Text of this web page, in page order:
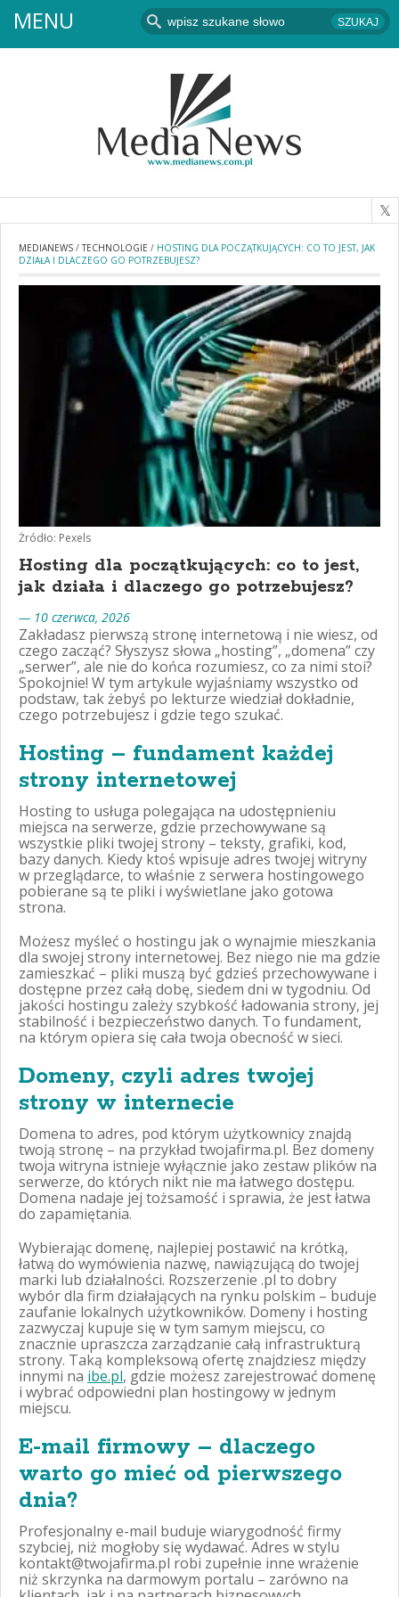
MENU
MEDIANEWS /TECHNOLOGIE / HOSTING DLA POCZĄTKUJĄCYCH: CO TO JEST, JAK
DZIAŁA I DLACZEGO GO POTRZEBUJESZ?
Żródło: Pexels
Hosting dla początkujących: co to jest,
jak działa i dlaczego go potrzebujesz?
— 10 czerwca, 2026
Zakładasz pierwszą stronę internetową i nie wiesz, od
czego zacząć? Słyszysz słowa „hosting”, „domena” czy
„serwer”, ale nie do końca rozumiesz, co za nimi stoi?
Spokojnie! W tym artykule wyjaśniamy wszystko od
podstaw, tak żebyś po lekturze wiedział dokładnie,
czego potrzebujesz i gdzie tego szukać.
Hosting – fundament każdej
strony internetowej
Hosting to usługa polegająca na udostępnieniu
miejsca na serwerze, gdzie przechowywane są
wszystkie pliki twojej strony – teksty, grafiki, kod,
bazy danych. Kiedy ktoś wpisuje adres twojej witryny
w przeglądarce, to właśnie z serwera hostingowego
pobierane są te pliki i wyświetlane jako gotowa
strona.
Możesz myśleć o hostingu jak o wynajmie mieszkania
dla swojej strony internetowej. Bez niego nie ma gdzie
zamieszkać – pliki muszą być gdzieś przechowywane i
dostępne przez całą dobę, siedem dni w tygodniu. Od
jakości hostingu zależy szybkość ładowania strony, jej
stabilność i bezpieczeństwo danych. To fundament,
na którym opiera się cała twoja obecność w sieci.
Domeny, czyli adres twojej
strony w internecie
Domena to adres, pod którym użytkownicy znajdą
twoją stronę – na przykład twojafirma.pl. Bez domeny
twoja witryna istnieje wyłącznie jako zestaw plików na
serwerze, do których nikt nie ma łatwego dostępu.
Domena nadaje jej tożsamość i sprawia, że jest łatwa
do zapamiętania.
Wybierając domenę, najlepiej postawić na krótką,
łatwą do wymówienia nazwę, nawiązującą do twojej
marki lub działalności. Rozszerzenie .pl to dobry
wybór dla firm działających na rynku polskim – buduje
zaufanie lokalnych użytkowników. Domeny i hosting
zazwyczaj kupuje się w tym samym miejscu, co
znacznie upraszcza zarządzanie całą infrastrukturą
strony. Taką kompleksową ofertę znajdziesz między
innymi na ibe.pl, gdzie możesz zarejestrować domenę
i wybrać odpowiedni plan hostingowy w jednym
miejscu.
E-mail firmowy – dlaczego
warto go mieć od pierwszego
dnia?
Profesjonalny e-mail buduje wiarygodność firmy
szybciej, niż mogłoby się wydawać. Adres w stylu
kontakt@twojafirma.pl robi zupełnie inne wrażenie
niż skrzynka na darmowym portalu – zarówno na